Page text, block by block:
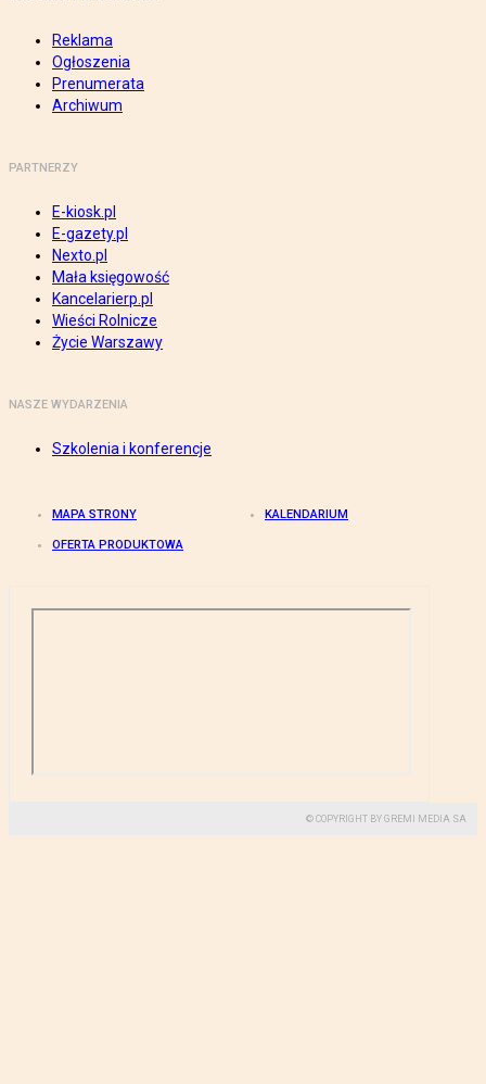
Reklama
Ogłoszenia
Prenumerata
Archiwum
PARTNERZY
E-kiosk.pl
E-gazety.pl
Nexto.pl
Mała księgowość
Kancelarierp.pl
Wieści Rolnicze
Życie Warszawy
NASZE WYDARZENIA
Szkolenia i konferencje
MAPA STRONY KALENDARIUM
OFERTA PRODUKTOWA
© COPYRIGHT BY GREMI MEDIA SA